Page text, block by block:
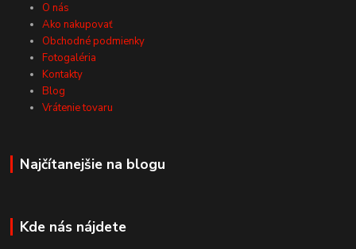
O nás
Ako nakupovať
Obchodné podmienky
Fotogaléria
Kontakty
Blog
Vrátenie tovaru
Najčítanejšie na blogu
Kde nás nájdete